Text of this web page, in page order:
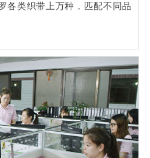
各类织带上万种，匹配不同品